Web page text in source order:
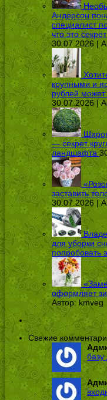
Андерсон
специалист
что это
30.07.2026 |
крупными и
рублей может
30.07.2026 |
— секрет
ландшафта
заставить
30.07.2026 |
для уборки
попробовать
оформляет
Автор: kmveg
Свежие
базу